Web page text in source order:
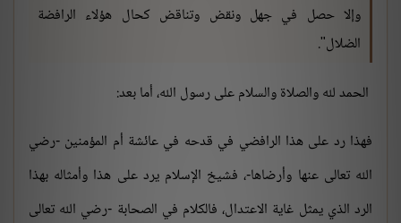
وإلا حصل في جهل ونقض وتناقض كحال هؤلاء الرافضة
الضلال".
الحمد لله والصلاة والسلام على رسول الله، أما بعد:
فهذا رد على هذا الرافضي في قدحه في عائشة أم المؤمنين -رضي
الله تعالى عنها وأرضاها-، فشيخ الإسلام يرد على هذا وأمثاله بهذا
الرد الذي يمثل غاية الاعتدال، فالكلام في الصحابة -رضي الله تعالى